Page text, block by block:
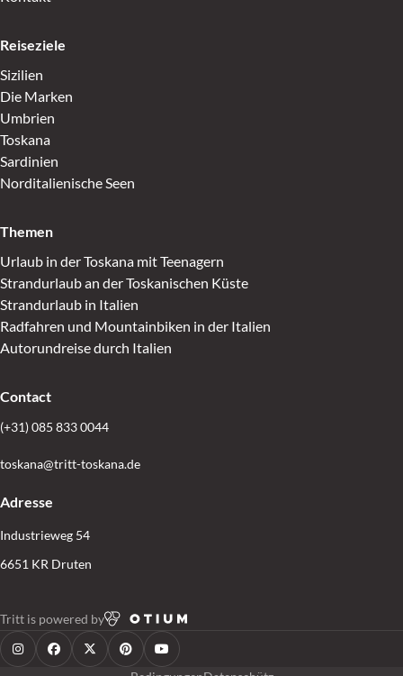
Reiseziele
Sizilien
Die Marken
Umbrien
Toskana
Sardinien
Norditalienische Seen
Themen
Urlaub in der Toskana mit Teenagern
Strandurlaub an der Toskanischen Küste
Strandurlaub in Italien
Radfahren und Mountainbiken in der Italien
Autorundreise durch Italien
Contact
(+31) 085 833 0044
toskana@tritt-toskana.de
Adresse
Industrieweg 54
6651 KR Druten
Tritt is powered by